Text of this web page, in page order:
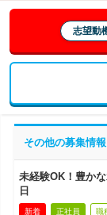
志望動
その他の募集情報
未経験OK！豊か
日
新着 正社員 職